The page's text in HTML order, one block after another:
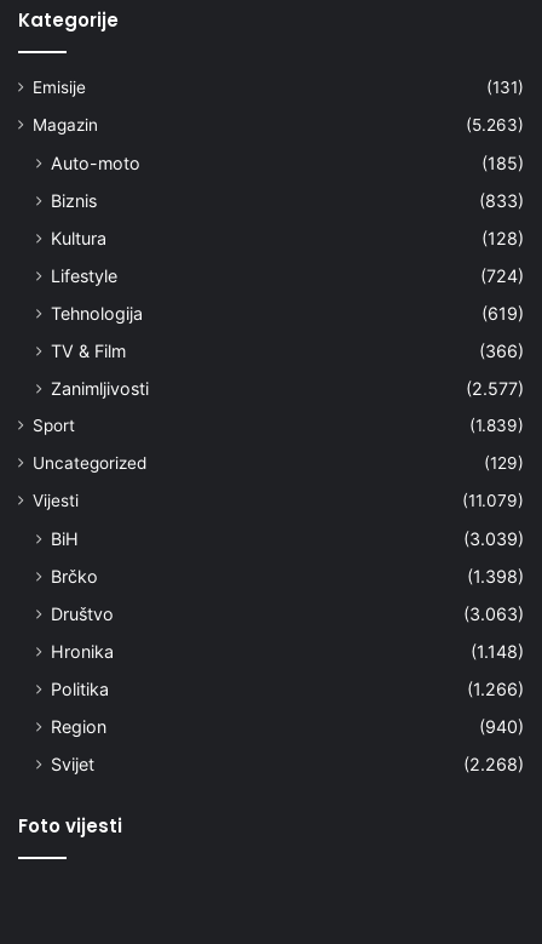
Kategorije
Emisije
(131)
Magazin
(5.263)
Auto-moto
(185)
Biznis
(833)
Kultura
(128)
Lifestyle
(724)
Tehnologija
(619)
TV & Film
(366)
Zanimljivosti
(2.577)
Sport
(1.839)
Uncategorized
(129)
Vijesti
(11.079)
BiH
(3.039)
Brčko
(1.398)
Društvo
(3.063)
Hronika
(1.148)
Politika
(1.266)
Region
(940)
Svijet
(2.268)
Foto vijesti